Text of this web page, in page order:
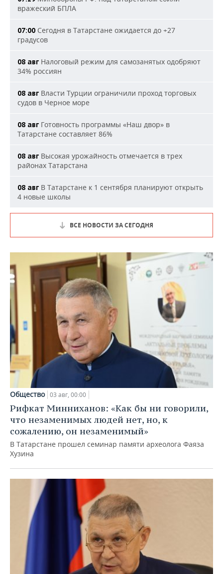
вражеский БПЛА
07:00 Сегодня в Татарстане ожидается до +27
градусов
08 авг Налоговый режим для самозанятых одобряют
34% россиян
08 авг Власти Турции ограничили проход торговых
судов в Черное море
08 авг Готовность программы «Наш двор» в
Татарстане составляет 86%
08 авг Высокая урожайность отмечается в трех
районах Татарстана
08 авг В Татарстане к 1 сентября планируют открыть
4 новые школы
ВСЕ НОВОСТИ ЗА СЕГОДНЯ
Общество 03 авг, 00:00
Рифкат Минниханов: «Как бы ни говорили,
что незаменимых людей нет, но, к
сожалению, он незаменимый»
В Татарстане прошел семинар памяти археолога Фаяза
Хузина